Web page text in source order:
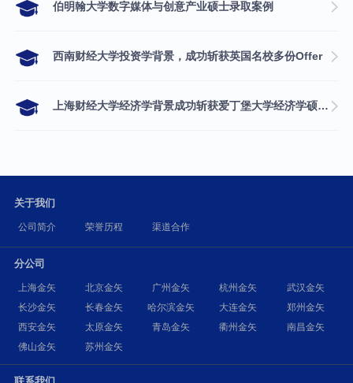
伯明翰大学数字媒体与创意产业硕士录取案例
西南财经大学投资学背景，成功斩获英国名校多份Offer
上海财经大学经济学背景成功斩获爱丁堡大学经济学硕士录取
关于我们
公司简介 荣誉历程 渠道合作
分公司
上海金矢 北京金矢 广州金矢 杭州金矢
武汉金矢
长沙金矢
长春金矢 哈尔滨金矢 大连金矢
郑州金矢
西安金矢
太原金矢 青岛金矢 衢州金矢
南昌金矢
佛山金矢
苏州金矢